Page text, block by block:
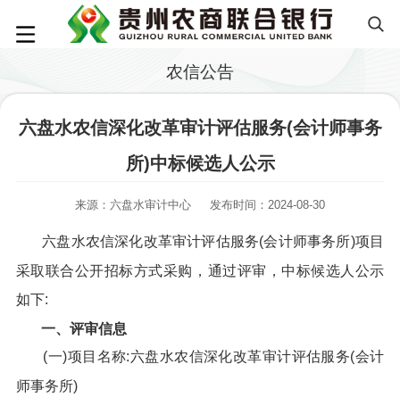
农信公告
六盘水农信深化改革审计评估服务(会计师事务
所)中标候选人公示
来源：六盘水审计中心 发布时间：2024-08-30
六盘水农信深化改革审计评估服务(会计师事务所)项目
采取联合公开招标方式采购，通过评审，中标候选人公示
如下:
一、评审信息
(一)项目名称:六盘水农信深化改革审计评估服务(会计
师事务所)